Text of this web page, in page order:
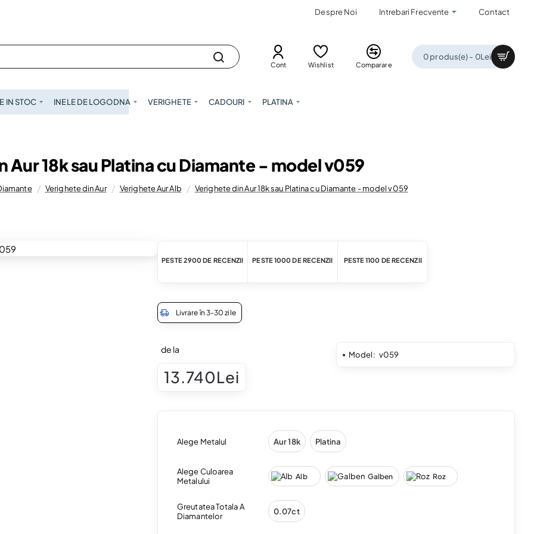
Despre Noi Intrebari Frecvente Contact
Cont Wishlist Comparare
0 produs(e) - 0Lei
IN STOC INELE DE LOGODNA VERIGHETE CADOURI PLATINA
Aur 18k sau Platina cu Diamante - model v059
Verighete din Aur Verighete Aur Alb Verighete din Aur 18k sau Platina cu Diamante - model v059
PESTE 2900 DE RECENZII PESTE 1000 DE RECENZII PESTE 1100 DE RECENZII
Livrare în 3-30 zile
de la
13.740Lei
Model: v059
Alege Metalul Aur 18k Platina
Alege Culoarea
Metalului
Alb Galben Roz
Greutatea Totala A
Diamantelor
0.07ct